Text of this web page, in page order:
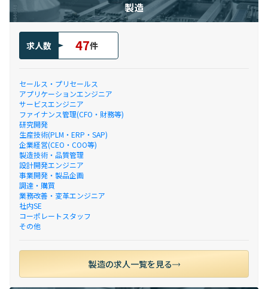
製造
求人数 47件
セールス・プリセールス
アプリケーションエンジニア
サービスエンジニア
ファイナンス管理(CFO・財務等)
研究開発
生産技術(PLM・ERP・SAP)
企業経営(CEO・COO等)
製造技術・品質管理
設計開発エンジニア
事業開発・製品企画
調達・購買
業務改善・変革エンジニア
社内SE
コーポレートスタッフ
その他
製造の求人一覧を見る